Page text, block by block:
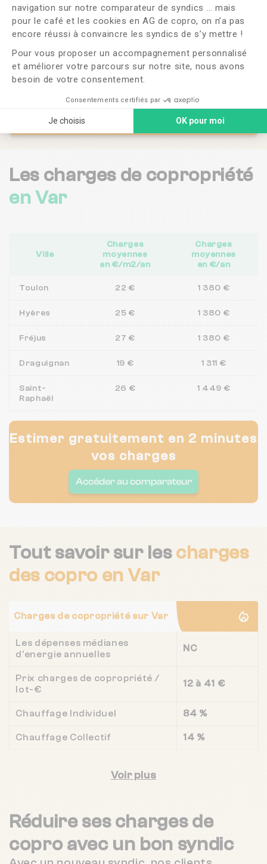
navigation sur notre comparateur de syndics … mais
pour le café et les cookies en AG de copro, on n’a pas
encore réussi à convaincre les syndics de s’y mettre !
Pour vous proposer un accompagnement personnalisé
et améliorer votre parcours sur notre site, nous avons
besoin de votre consentement.
Consentements certifiés par
Je choisis OK pour moi
Axeptio consent
Accéder au comparateur de syndics
Les charges de copropriété
en Var
Ville
Charges
moyennes
en €/m2/an
Charges
moyennes
en €/an
Toulon 22 € 1 380 €
Hyères 25 € 1 380 €
Fréjus 27 € 1 380 €
Draguignan 19 € 1 311 €
Saint-
Raphaël
26 € 1 449 €
Estimer gratuitement en 2 minutes
vos charges
Accéder au comparateur
Tout savoir sur lescharges
des coproen Var
Charges de copropriété sur Var
Les dépenses médianes
d'energie annuelles
NC
Prix charges de copropriété /
lot-€
12 à 41 €
Chauffage Individuel 84 %
Chauffage Collectif 14 %
Voir plus
Réduire ses charges de
copro avec un bon syndic